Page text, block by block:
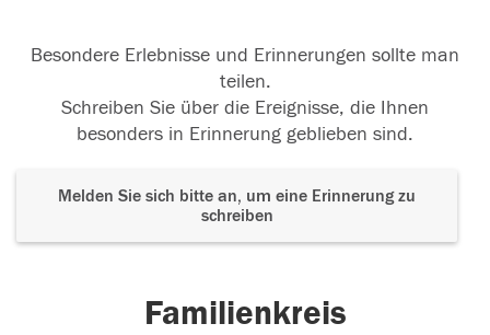
Besondere Erlebnisse und Erinnerungen sollte man
teilen.
Schreiben Sie über die Ereignisse, die Ihnen
besonders in Erinnerung geblieben sind.
Melden Sie sich bitte an, um eine Erinnerung zu
schreiben
Familienkreis